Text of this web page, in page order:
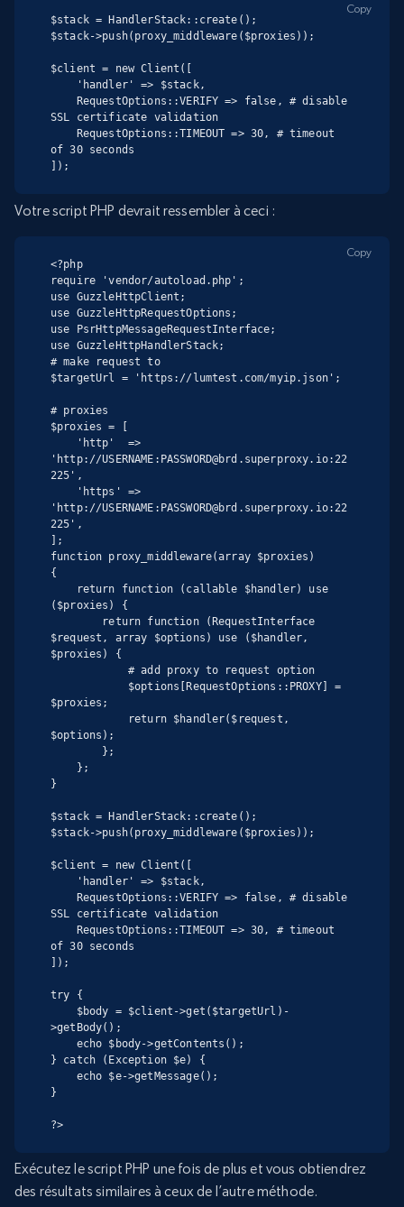
$stack = HandlerStack::create();
$stack->push(proxy_middleware($proxies));
$client = new Client([
SSL certificate validation
of 30 seconds
]);
Copy
Votre script PHP devrait ressembler à ceci :
<?php
require 'vendor/autoload.php';
use GuzzleHttpClient;
use GuzzleHttpRequestOptions;
use PsrHttpMessageRequestInterface;
use GuzzleHttpHandlerStack;
# make request to
$targetUrl = 'https://lumtest.com/myip.json';
# proxies
$proxies = [
'http://USERNAME:PASSWORD@brd.superproxy.io:22
225',
'http://USERNAME:PASSWORD@brd.superproxy.io:22
225',
];
function proxy_middleware(array $proxies)
{
($proxies) {
$request, array $options) use ($handler,
$proxies) {
$proxies;
$options);
}
$stack = HandlerStack::create();
$stack->push(proxy_middleware($proxies));
$client = new Client([
SSL certificate validation
of 30 seconds
]);
try {
>getBody();
} catch (Exception $e) {
}
?>
Copy
Exécutez le script PHP une fois de plus et vous obtiendrez
des résultats similaires à ceux de l’autre méthode.